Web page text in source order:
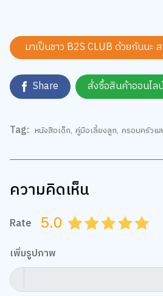
มาเป็นชาว B2S CLUB ด้วยกันนะ
Share สั่งซื้อสินค้าออนไล
Tag: หนังสือเด็ก, คู่มือเลี้ยงลูก, ครอบครัวแ
ความคิดเห็น
Rate 5.0 4.5
4.0
3.5
3.0
2.5
2.0
1.5
1.0
0.5
เพิ่มรูปภาพ